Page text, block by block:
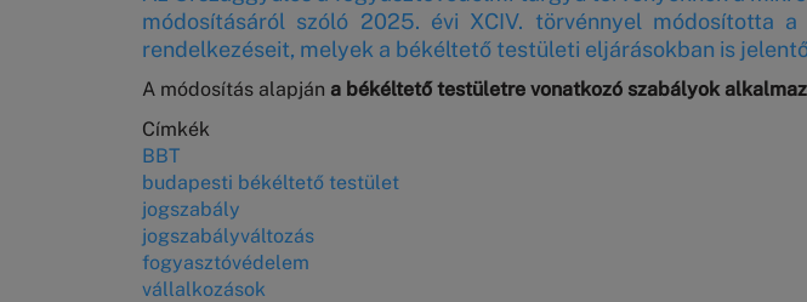
módosításáról szóló 2025. évi XCIV. törvénnyel módosította
rendelkezéseit, melyek a békéltető testületi eljárásokban is
A módosítás alapján a békéltető testületre vonatkozó szabályok
Címkék
BBT
budapesti békéltető testület
jogszabály
jogszabályváltozás
fogyasztóvédelem
vállalkozások